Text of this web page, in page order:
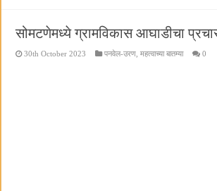
सोमटणेमध्ये ग्रामविकास आघाडीचा
30th October 2023 पनवेल-उरण,महत्वाच्या बातम्या 0